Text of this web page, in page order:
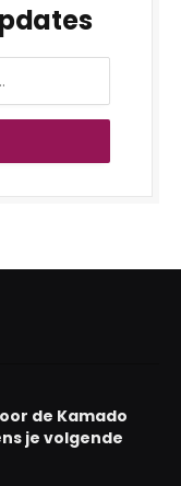
de Kamado
je volgende